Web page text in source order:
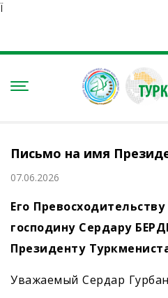
Ï
Письмо на имя
07.06.2026
Его Превосходительству
господину Сердару
Президенту
Уважаемый Сердар